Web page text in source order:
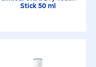
Stick 50 ml